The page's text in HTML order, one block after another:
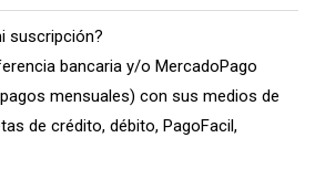
suscripción?
bancaria y/o MercadoPago
mensuales) con sus medios de
de crédito, débito, PagoFacil,